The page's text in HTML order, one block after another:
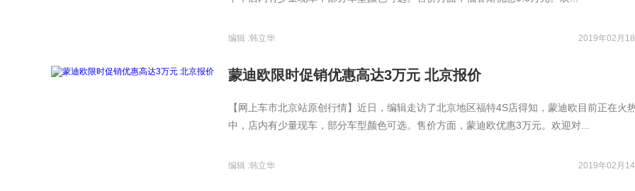
编辑 :韩立华 2019年02月
蒙迪欧限时促销优惠高达3万元 北京报价
【网上车市北京站原创行情】近日，编辑走访了北京地区福特4S店得知，蒙迪欧目前正在火
中，店内有少量现车，部分车型颜色可选。售价方面，蒙迪欧优惠3万元。欢迎对...
编辑 :韩立华 2019年02月